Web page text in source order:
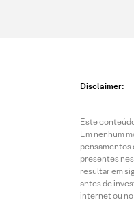
Disclaimer:
Este
Em nenhum
pensamentos
presentes
resultar em
antes de
internet ou no